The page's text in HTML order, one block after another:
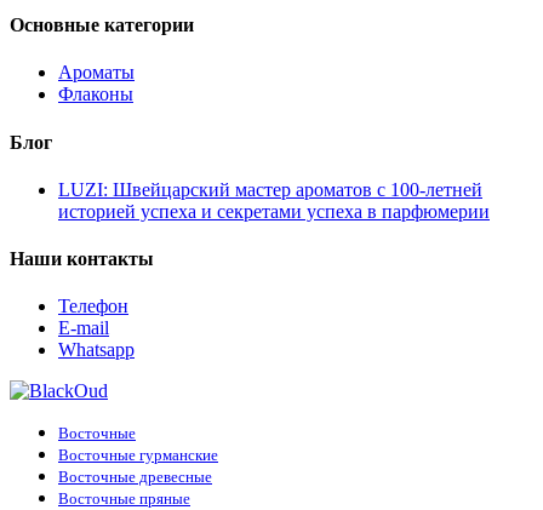
Основные категории
Ароматы
Флаконы
Блог
LUZI: Швейцарский мастер ароматов с 100-летней
историей успеха и секретами успеха в парфюмерии
Наши контакты
Телефон
E-mail
Whatsapp
Восточные
Восточные гурманские
Восточные древесные
Восточные пряные